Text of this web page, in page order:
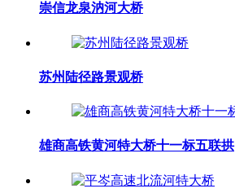
崇信龙泉汭河大桥
苏州陆径路景观桥
雄商高铁黄河特大桥十一标五联拱